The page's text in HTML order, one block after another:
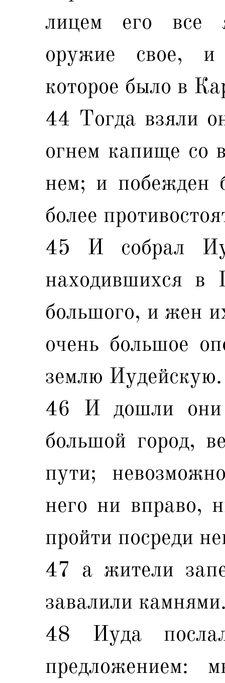
лицем его все
оружие свое,
которое было в
44 Тогда взяли
огнем капище со
нем; и побежден
более
45 И собрал
находившихся в
большого, и жен
очень большое
землю Иудейскую.
46 И дошли
большой город,
пути;
него ни вправо,
пройти посреди
47 а жители
завалили
48 Иуда
предложением: